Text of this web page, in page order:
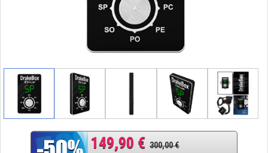
149,90 € 300,00 €